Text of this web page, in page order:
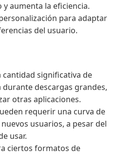
aumenta la eficiencia.
para adaptar
del usuario.
cantidad significativa de
descargas grandes,
otras aplicaciones.
requerir una curva de
usuarios, a pesar del
usar.
ciertos formatos de